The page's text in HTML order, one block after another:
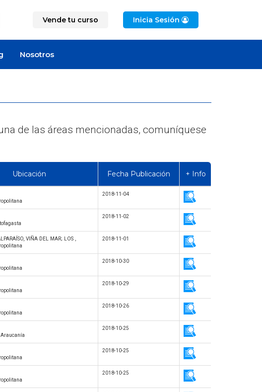
Vende tu curso Inicia Sesión
Nosotros
de las áreas mencionadas, comuníquese
Ubicación Fecha Publicación + Info
2018-11-04
2018-11-02
VIÑA DEL MAR; LOS ,
2018-11-01
2018-10-30
2018-10-29
2018-10-26
Araucanía
2018-10-25
2018-10-25
2018-10-25